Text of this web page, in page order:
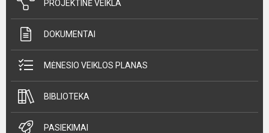
PROJEKTINĖ VEIKLA
DOKUMENTAI
MĖNESIO VEIKLOS PLANAS
BIBLIOTEKA
PASIEKIMAI